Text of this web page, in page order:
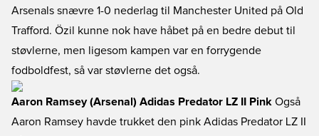
Arsenals snævre 1-0 nederlag til Manchester United på Old
Trafford. Özil kunne nok have håbet på en bedre debut til
støvlerne, men ligesom kampen var en forrygende
fodboldfest, så var støvlerne det også.
Aaron Ramsey (Arsenal) Adidas Predator LZ II Pink Også
Aaron Ramsey havde trukket den pink Adidas Predator LZ II